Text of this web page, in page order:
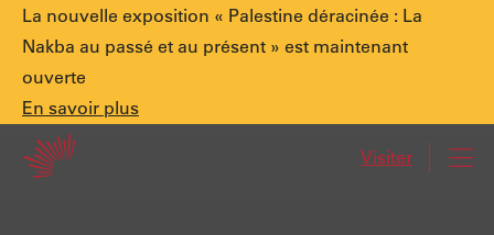
Annonce
spéciale.
La nouvelle exposition « Palestine déracinée : La
Nakba au passé et au présent » est maintenant
ouverte
En
savoir
plus
En savoir plus
Accueil Visiter